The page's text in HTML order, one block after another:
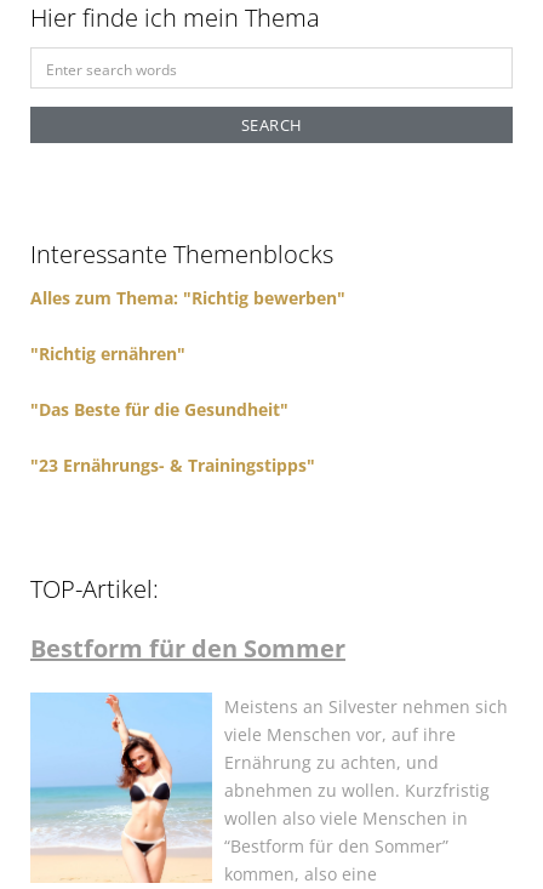
Hier finde ich mein Thema
e
r
o
Interessante Themenblocks
Alles zum Thema: "Richtig bewerben"
"Richtig ernähren"
"Das Beste für die Gesundheit"
"23 Ernährungs- & Trainingstipps"
TOP-Artikel:
Bestform für den Sommer
Meistens an Silvester nehmen sich
viele Menschen vor, auf ihre
Ernährung zu achten, und
abnehmen zu wollen. Kurzfristig
wollen also viele Menschen in
“Bestform für den Sommer”
kommen, also eine